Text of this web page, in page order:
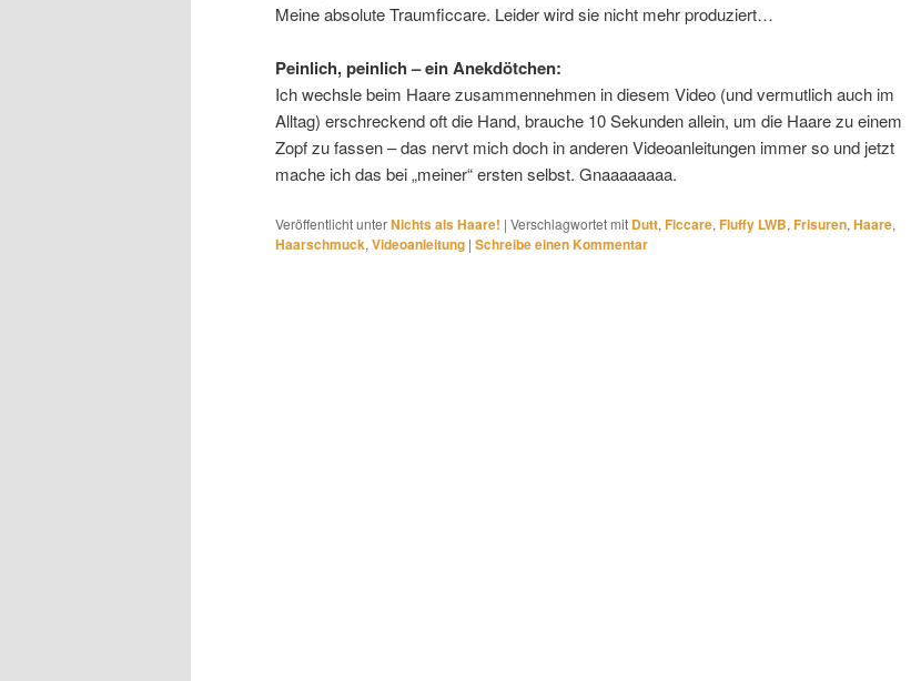
Meine absolute Traumficcare. Leider wird sie nicht mehr produziert…
Peinlich, peinlich – ein Anekdötchen:
Ich wechsle beim Haare zusammennehmen in diesem Video (und vermutlich auch im
Alltag) erschreckend oft die Hand, brauche 10 Sekunden allein, um die Haare zu einem
Zopf zu fassen – das nervt mich doch in anderen Videoanleitungen immer so und jetzt
mache ich das bei „meiner“ ersten selbst. Gnaaaaaaaa.
Veröffentlicht unterNichts als Haare! | Verschlagwortet mit Dutt, Ficcare, Fluffy LWB, Frisuren, Haare,
Haarschmuck, Videoanleitung | Schreibe einen Kommentar